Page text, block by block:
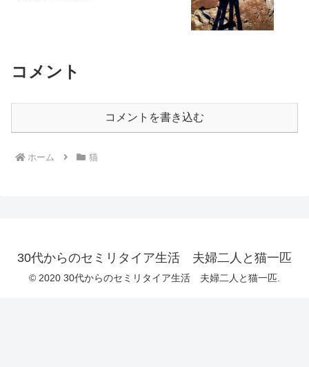
コメント
コメントを書き込む
ホーム 猫
30代からのセミリタイア生活 夫婦二人と猫一匹
© 2020 30代からのセミリタイア生活 夫婦二人と猫一匹.